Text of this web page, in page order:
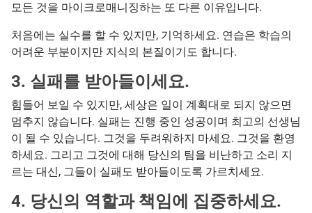
모든 것을 마이크로매니징하는 또 다른 이유입니다.
처음에는 실수를 할 수 있지만, 기억하세요. 연습은 학습의
어려운 부분이지만 지식의 본질이기도 합니다.
3. 실패를 받아들이세요.
힘들어 보일 수 있지만, 세상은 일이 계획대로 되지 않으면
멈추지 않습니다. 실패는 진행 중인 성공이며 최고의 선생님
이 될 수 있습니다. 그것을 두려워하지 마세요. 그것을 환영
하세요. 그리고 그것에 대해 당신의 팀을 비난하고 소리 지
르는 대신, 그들이 실패도 받아들이도록 가르치세요.
4. 당신의 역할과 책임에 집중하세요.